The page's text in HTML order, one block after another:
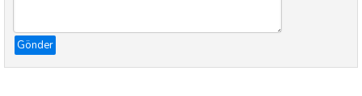
Gönder